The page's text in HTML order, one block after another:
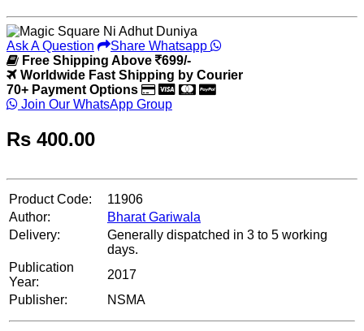
Ask A Question
Share Whatsapp
Free Shipping Above
699/-
Worldwide Fast Shipping by Courier
70+ Payment Options
Join Our WhatsApp Group
Rs 400.00
Product Code:
11906
Author:
Bharat Gariwala
Delivery:
Generally dispatched in 3 to 5 working
days.
Publication
Year:
2017
Publisher:
NSMA